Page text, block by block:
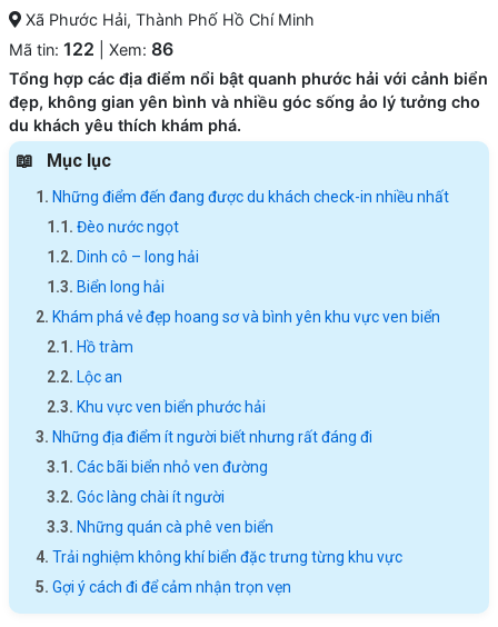
Xã Phước Hải, Thành Phố Hồ Chí Minh
Mã tin: 122 | Xem: 86
Tổng hợp các địa điểm nổi bật quanh phước hải với cảnh biển
đẹp, không gian yên bình và nhiều góc sống ảo lý tưởng cho
du khách yêu thích khám phá.
Mục lục
Những điểm đến đang được du khách check-in nhiều nhất
Đèo nước ngọt
Dinh cô – long hải
Biển long hải
Khám phá vẻ đẹp hoang sơ và bình yên khu vực ven biển
Hồ tràm
Lộc an
Khu vực ven biển phước hải
Những địa điểm ít người biết nhưng rất đáng đi
Các bãi biển nhỏ ven đường
Góc làng chài ít người
Những quán cà phê ven biển
Trải nghiệm không khí biển đặc trưng từng khu vực
Gợi ý cách đi để cảm nhận trọn vẹn